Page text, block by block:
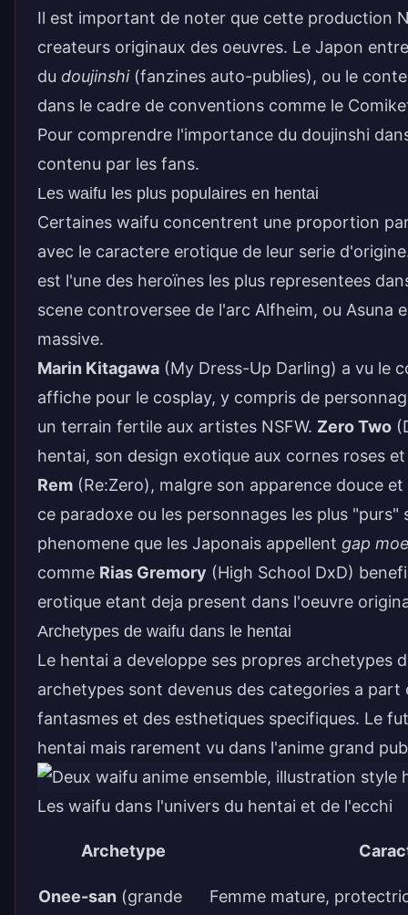
Il est important de noter que cette production
createurs originaux des oeuvres. Le Japon
du doujinshi(fanzines auto-publies), ou le
dans le cadre de conventions comme le
Pour comprendre l'importance du doujinshi
contenu par les fans.
Les waifu les plus populaires en hentai
Certaines waifu concentrent une proportion
avec le caractere erotique de leur serie
est l'une des heroïnes les plus representees
scene controversee de l'arc Alfheim, ou Asuna
massive.
Marin Kitagawa (My Dress-Up Darling) a vu le
affiche pour le cosplay, y compris de
un terrain fertile aux artistes NSFW. Zero Two
hentai, son design exotique aux cornes roses
Rem (Re:Zero), malgre son apparence douce
ce paradoxe ou les personnages les plus
phenomene que les Japonais appellent gap
comme Rias Gremory (High School DxD)
erotique etant deja present dans l'oeuvre
Archetypes de waifu dans le hentai
Le hentai a developpe ses propres archetypes
archetypes sont devenus des categories a
fantasmes et des esthetiques specifiques. Le
hentai mais rarement vu dans l'anime grand
Les waifu dans l'univers du hentai et de l'ecchi
Archetype
Onee-san (grande
Femme mature,